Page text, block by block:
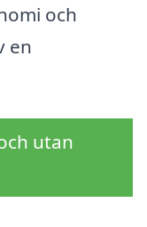
och
en
utan